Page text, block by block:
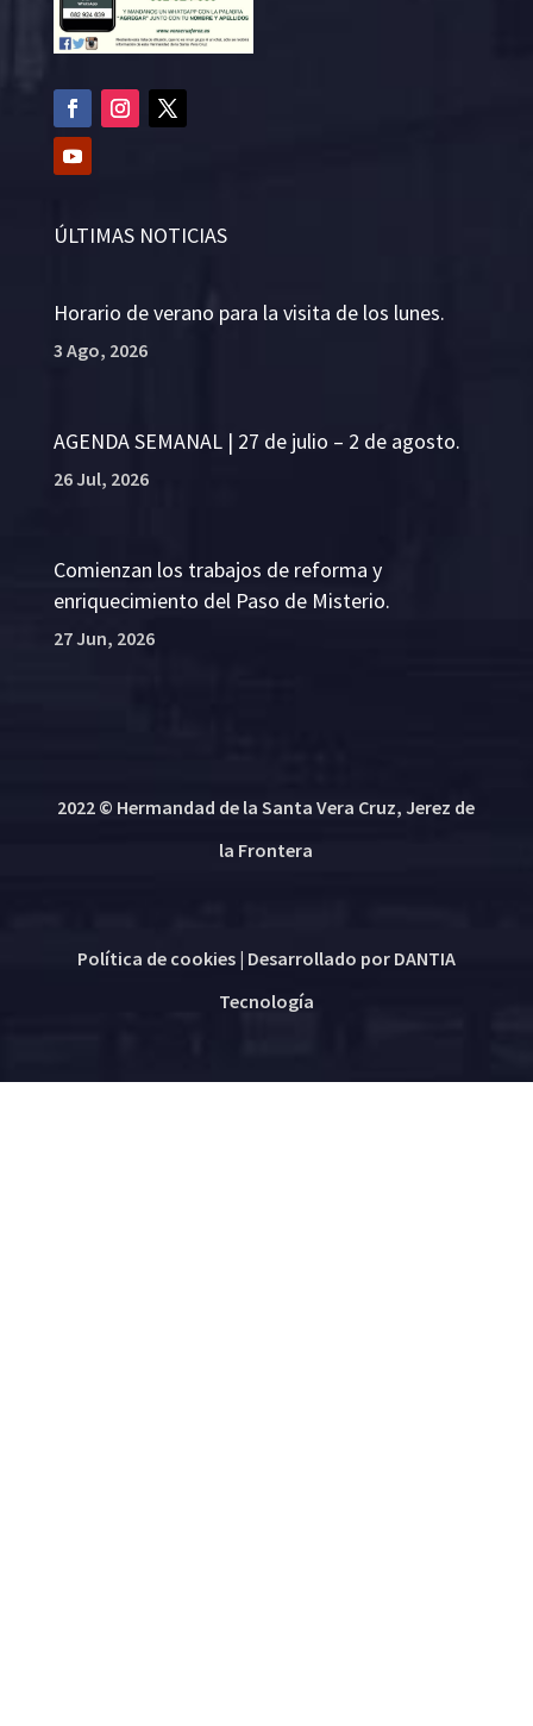
ÚLTIMAS NOTICIAS
Horario de verano para la visita de los lunes.
3 Ago, 2026
AGENDA SEMANAL | 27 de julio – 2 de agosto.
26 Jul, 2026
Comienzan los trabajos de reforma y
enriquecimiento del Paso de Misterio.
27 Jun, 2026
2022 © Hermandad de la Santa Vera Cruz, Jerez de
la Frontera
Política de cookies| Desarrollado por DANTIA
Tecnología